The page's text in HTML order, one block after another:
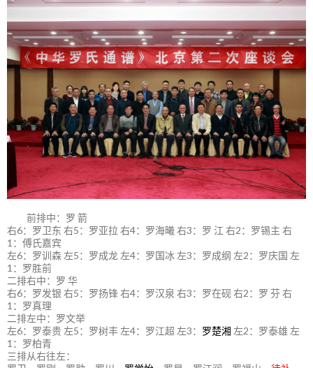
前排中：罗 箭
右6：罗卫东 右5：罗亚拉 右4：罗海曦 右3：罗 江 右2：罗锡主 右
1：傅氏嘉宾
左6：罗训森 左5：罗成龙 左4：罗国冰 左3：罗成纲 左2：罗庆国 左
1：罗胜前
二排右中：罗 华
右6：罗发银 右5：罗扬锋 右4：罗汉泉 右3：罗在砚 右2：罗 芬 右
1：罗真理
二排左中：罗文举
左6：罗泰贵 左5：罗树丰 左4：罗江超 左3： 罗楚湘 左2：罗泰雄 左
1：罗柏青
三排从右往左：